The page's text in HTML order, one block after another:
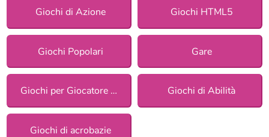
Giochi di Azione Giochi HTML5
Giochi Popolari Gare
Giochi per Giocatore Singolo Giochi di Abilità
Giochi di acrobazie